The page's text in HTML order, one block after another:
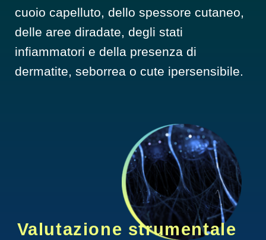
cuoio capelluto, dello spessore cutaneo,
delle aree diradate, degli stati
infiammatori e della presenza di
dermatite, seborrea o cute ipersensibile.
Valutazione strumentale